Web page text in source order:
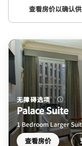
查看房价以确认
无障碍选项
Palace Suite
1 Bedroom Larger
查看房价